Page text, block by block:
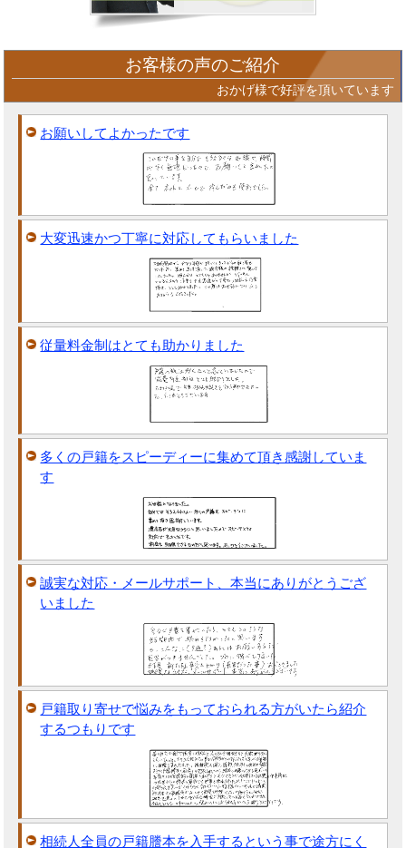
お客様の声のご紹介
おかげ様で好評を頂いています
お願いしてよかったです
大変迅速かつ丁寧に対応してもらいました
従量料金制はとても助かりました
多くの戸籍をスピーディーに集めて頂き感謝していま
す
誠実な対応・メールサポート、本当にありがとうござ
いました
戸籍取り寄せで悩みをもっておられる方がいたら紹介
するつもりです
相続人全員の戸籍謄本を入手するという事で途方にく